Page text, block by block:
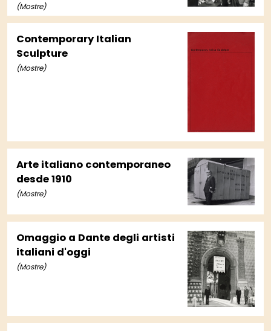
(Mostre)
Contemporary Italian
Sculpture
(Mostre)
Arte italiano contemporaneo
desde 1910
(Mostre)
Omaggio a Dante degli artisti
italiani d'oggi
(Mostre)